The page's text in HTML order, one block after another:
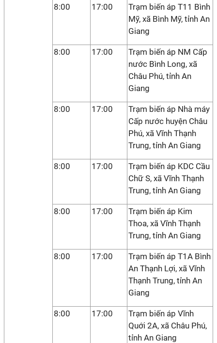
8:00 17:00
Trạm biến áp T11 Bình
Mỹ, xã Bình Mỹ, tỉnh An
Giang
8:00 17:00
Trạm biến áp NM Cấp
nước Bình Long, xã
Châu Phú, tỉnh An
Giang
8:00 17:00
Trạm biến áp Nhà máy
Cấp nước huyện Châu
Phú, xã Vĩnh Thạnh
Trung, tỉnh An Giang
8:00 17:00
Trạm biến áp KDC Cầu
Chữ S, xã Vĩnh Thạnh
Trung, tỉnh An Giang
8:00 17:00
Trạm biến áp Kim
Thoa, xã Vĩnh Thạnh
Trung, tỉnh An Giang
8:00 17:00
Trạm biến áp T1A Bình
An Thạnh Lợi, xã Vĩnh
Thạnh Trung, tỉnh An
Giang
8:00 17:00
Trạm biến áp Vĩnh
Quới 2A, xã Châu Phú,
tỉnh An Giang